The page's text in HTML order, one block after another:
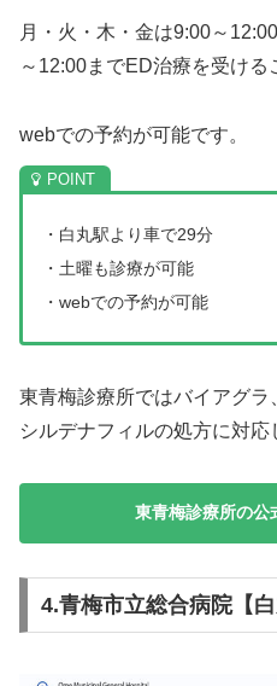
月・火・木・金は9:00～
～12:00までED治療を受ける
webでの予約が可能です。
・白丸駅より車で29分
・土曜も診療が可能
・webでの予約が可能
東青梅診療所ではバイアグラ
シルデナフィルの処方に対応
東青梅診療所の公
4.青梅市立総合病院【